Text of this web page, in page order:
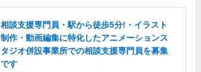
相談支援専門員・駅から徒歩5分!・イラスト
制作・動画編集に特化したアニメーションス
タジオ併設事業所での相談支援専門員を募集
です